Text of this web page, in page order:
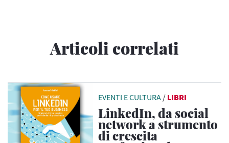
Articoli correlati
EVENTI E CULTURA / LIBRI
LinkedIn, da social
network a strumento
di crescita